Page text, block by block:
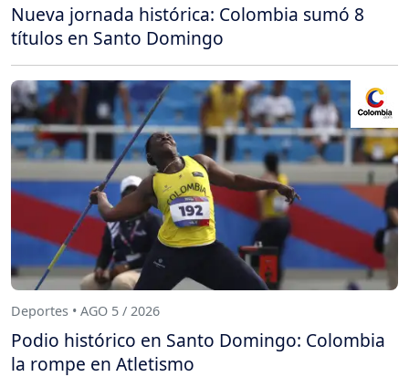
Nueva jornada histórica: Colombia sumó 8
títulos en Santo Domingo
Deportes • AGO 5 / 2026
Podio histórico en Santo Domingo: Colombia
la rompe en Atletismo